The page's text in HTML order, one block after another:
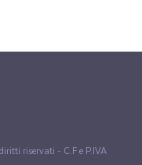
riservati - C.F e P.IVA